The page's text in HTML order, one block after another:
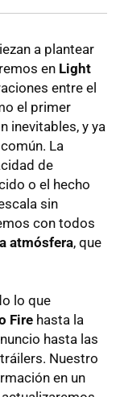
a plantear
en Light
entre el
el primer
inevitables, y ya
La
de
o el hecho
sin
con todos
atmósfera, que
lo que
Fire hasta la
hasta las
Nuestro
en un